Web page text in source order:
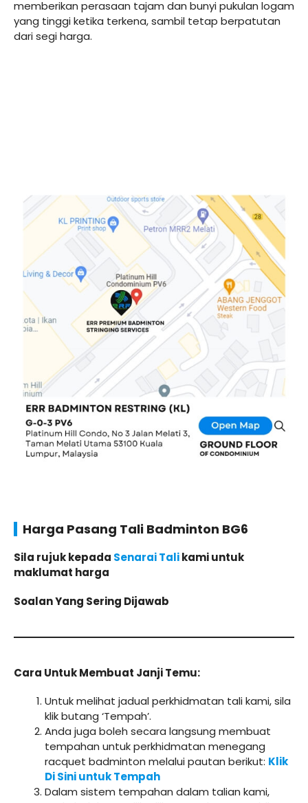
memberikan perasaan tajam dan bunyi pukulan logam
yang tinggi ketika terkena, sambil tetap berpatutan
dari segi harga.
Harga Pasang Tali Badminton BG6
Sila rujuk kepada Senarai Talikami untuk
maklumat harga
Soalan Yang Sering Dijawab
Cara Untuk Membuat Janji Temu:
Untuk melihat jadual perkhidmatan tali kami, sila
klik butang ‘Tempah’.
Anda juga boleh secara langsung membuat
tempahan untuk perkhidmatan menegang
racquet badminton melalui pautan berikut: Klik
Di Sini untuk Tempah
Dalam sistem tempahan dalam talian kami,